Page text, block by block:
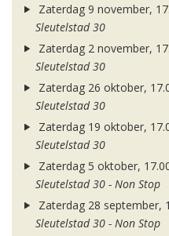
Zaterdag 9 november,
Sleutelstad 30
Zaterdag 2 november,
Sleutelstad 30
Zaterdag 26 oktober,
Sleutelstad 30
Zaterdag 19 oktober,
Sleutelstad 30
Zaterdag 5 oktober,
Sleutelstad 30 - Non Stop
Zaterdag 28 september,
Sleutelstad 30 - Non Stop